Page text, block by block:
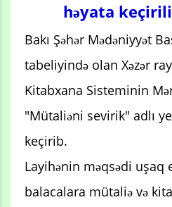
həyata
Bakı Şəhər Mədəniyyət
tabeliyində olan Xəzər
Kitabxana Sisteminin
"Mütaliəni sevirik" adlı
keçirib.
Layihənin məqsədi uşaq
balacalara mütaliə və